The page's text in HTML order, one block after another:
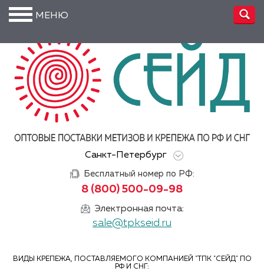
Санкт-Петербург
Бесплатный номер по РФ:
8 (800) 500-09-98
Электронная почта:
sale@tpkseid.ru
ВИДЫ КРЕПЕЖА, ПОСТАВЛЯЕМОГО КОМПАНИЕЙ "ТПК "СЕЙД" ПО
РФ И СНГ:
МЕНЮ
О
компании
Производство
Доставка
Услуги
Информация